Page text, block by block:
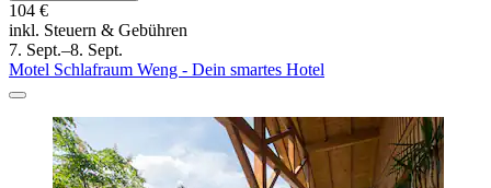
104 €
inkl. Steuern & Gebühren
7. Sept.–8. Sept.
Motel Schlafraum Weng - Dein smartes Hotel